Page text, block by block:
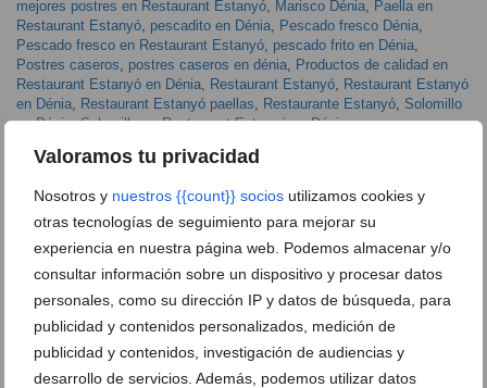
Valoramos tu privacidad
Nosotros y nuestros {{count}} socios utilizamos cookies y
otras tecnologías de seguimiento para mejorar su
experiencia en nuestra página web. Podemos almacenar y/o
consultar información sobre un dispositivo y procesar datos
personales, como su dirección IP y datos de búsqueda, para
publicidad y contenidos personalizados, medición de
publicidad y contenidos, investigación de audiencias y
desarrollo de servicios. Además, podemos utilizar datos
mejores postres en Restaurant Estanyó
Marisco Dénia
Paella en
Restaurant Estanyó pescadito en Dénia Pescado fresco Dénia
Pescado fresco en Restaurant Estanyó pescado frito en Dénia
Postres caseros
postres caseros en dénia
Productos de calidad en
Restaurant Estanyó en Dénia
Restaurant Estanyó
Restaurant Estanyó
en Dénia
Restaurant Estanyó paellas Restaurante Estanyó Solomillo
en Dénia,Solomillo en Restaurant Estanyó en Dénia